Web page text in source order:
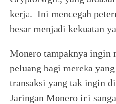
kerja. Ini mencegah
besar menjadi kekuatan
Monero tampaknya ingin
peluang bagi mereka
transaksi yang tak ingin
Jaringan Monero ini